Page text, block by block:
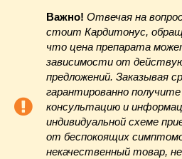
Важно! Отвечая на
стоит Кардитонус,
что цена препарата
зависимости от
предложений. Заказывая
гарантированно
консультацию и
индивидуальной схеме
от беспокоящих
некачественный товар,